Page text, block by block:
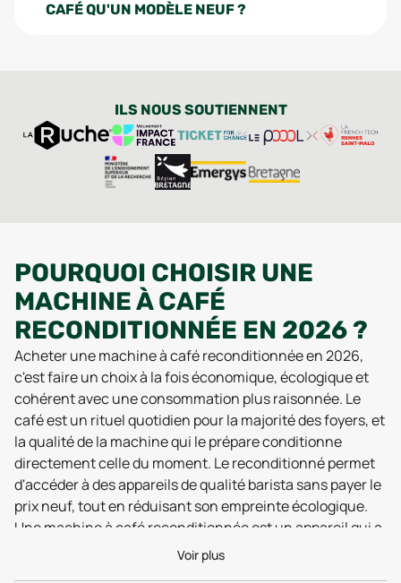
CAFÉ QU'UN MODÈLE NEUF ?
ILS NOUS SOUTIENNENT
POURQUOI CHOISIR UNE
MACHINE À CAFÉ
RECONDITIONNÉE EN 2026 ?
Acheter une machine à café reconditionnée en 2026,
c'est faire un choix à la fois économique, écologique et
cohérent avec une consommation plus raisonnée. Le
café est un rituel quotidien pour la majorité des foyers, et
la qualité de la machine qui le prépare conditionne
directement celle du moment. Le reconditionné permet
d'accéder à des appareils de qualité barista sans payer le
prix neuf, tout en réduisant son empreinte écologique.
Une machine à café reconditionnée est un appareil qui a
déjà servi, puis repris par un atelier spécialisé pour être
Voir plus